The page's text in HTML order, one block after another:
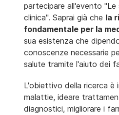
partecipare all'evento "Le
clinica". Saprai già che la
fondamentale per la
sua esistenza che
conoscenze necessarie
salute tramite l'aiuto dei
L'obiettivo della ricerca è
malattie, ideare
diagnostici, migliorare i